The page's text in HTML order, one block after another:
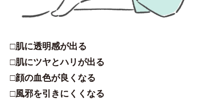
□肌に透明感が出る
□肌にツヤとハリが出る
□顔の血色が良くなる
□風邪を引きにくくなる